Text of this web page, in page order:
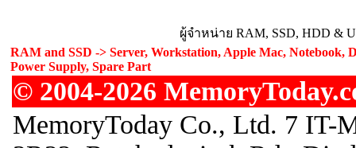
ผู้จำหน่าย RAM, SSD, HDD &
RAM and SSD -> Server, Workstation, Apple Mac, Notebook,
Power Supply, Spare Part
© 2004-2026
MemoryToday Co., Ltd. 7 IT-